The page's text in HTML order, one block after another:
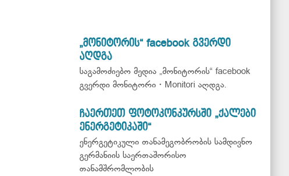
„მონიტორის“ facebook გვერდი
აღდგა
საგამოძიებო მედია „მონიტორის“ facebook
გვერდი მონიტორი・Monitori აღდგა.
ჩაერთეთ ფოტოკონკურსში „ქალები
ენერგეტიკაში“
ენერგეტიკული თანამეგობრობის სამდივნო
გერმანიის საერთაშორისო
თანამშრომლობის